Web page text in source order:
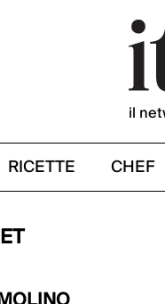
il
RICETTE CHEF